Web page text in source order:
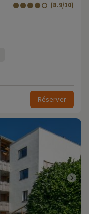
(8.9/10)
Réserver